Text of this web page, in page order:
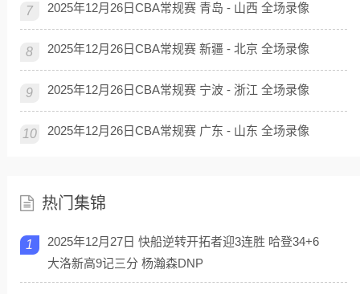
7 2025年12月26日CBA常规赛 青岛 - 山西 全场录像
8 2025年12月26日CBA常规赛 新疆 - 北京 全场录像
9 2025年12月26日CBA常规赛 宁波 - 浙江 全场录像
10 2025年12月26日CBA常规赛 广东 - 山东 全场录像
热门集锦
1
2025年12月27日 快船逆转开拓者迎3连胜 哈登34+6
大洛新高9记三分 杨瀚森DNP